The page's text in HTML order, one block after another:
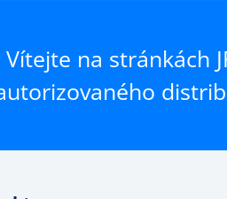
Vítejte na stránkách